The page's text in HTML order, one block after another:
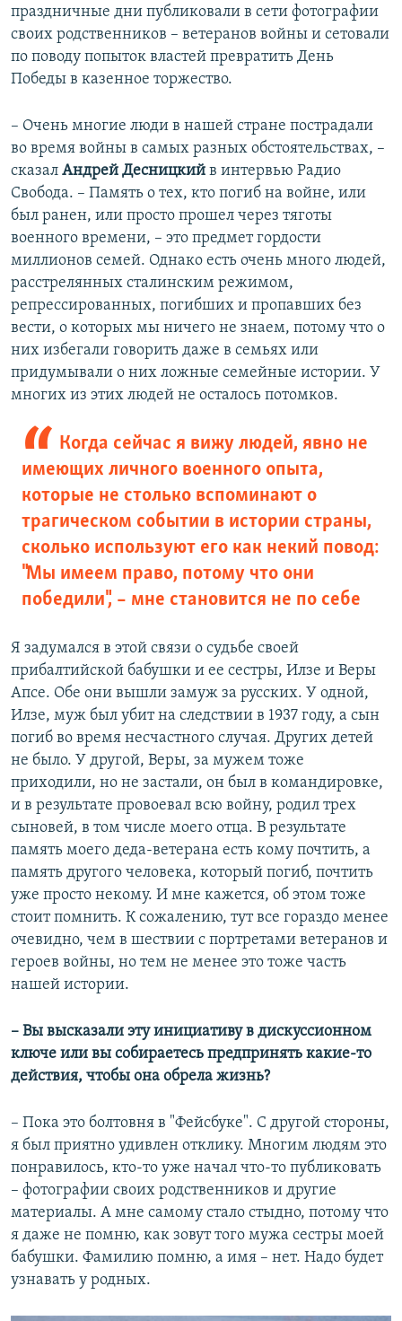
праздничные дни публиковали в сети фотографии
своих родственников – ветеранов войны и сетовали
по поводу попыток властей превратить День
Победы в казенное торжество.
– Очень многие люди в нашей стране пострадали
во время войны в самых разных обстоятельствах, –
сказал Андрей Десницкий в интервью Радио
Свобода. – Память о тех, кто погиб на войне, или
был ранен, или просто прошел через тяготы
военного времени, – это предмет гордости
миллионов семей. Однако есть очень много людей,
расстрелянных сталинским режимом,
репрессированных, погибших и пропавших без
вести, о которых мы ничего не знаем, потому что о
них избегали говорить даже в семьях или
придумывали о них ложные семейные истории. У
многих из этих людей не осталось потомков.
Когда сейчас я вижу людей, явно не
имеющих личного военного опыта,
которые не столько вспоминают о
трагическом событии в истории страны,
сколько используют его как некий повод:
"Мы имеем право, потому что они
победили", – мне становится не по себе
Я задумался в этой связи о судьбе своей
прибалтийской бабушки и ее сестры, Илзе и Веры
Апсе. Обе они вышли замуж за русских. У одной,
Илзе, муж был убит на следствии в 1937 году, а сын
погиб во время несчастного случая. Других детей
не было. У другой, Веры, за мужем тоже
приходили, но не застали, он был в командировке,
и в результате провоевал всю войну, родил трех
сыновей, в том числе моего отца. В результате
память моего деда-ветерана есть кому почтить, а
память другого человека, который погиб, почтить
уже просто некому. И мне кажется, об этом тоже
стоит помнить. К сожалению, тут все гораздо менее
очевидно, чем в шествии с портретами ветеранов и
героев войны, но тем не менее это тоже часть
нашей истории.
– Вы высказали эту инициативу в дискуссионном
ключе или вы собираетесь предпринять какие-то
действия, чтобы она обрела жизнь?
– Пока это болтовня в "Фейсбуке". С другой стороны,
я был приятно удивлен отклику. Многим людям это
понравилось, кто-то уже начал что-то публиковать
– фотографии своих родственников и другие
материалы. А мне самому стало стыдно, потому что
я даже не помню, как зовут того мужа сестры моей
бабушки. Фамилию помню, а имя – нет. Надо будет
узнавать у родных.